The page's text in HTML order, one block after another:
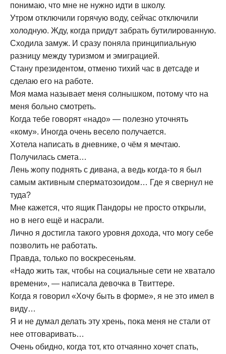
понимаю, что мне не нужно идти в школу.
Утром отключили горячую воду, сейчас отключили
холодную. Жду, когда придут забрать бутилированную.
Сходила замуж. И сразу поняла принципиальную
разницу между туризмом и эмиграцией.
Стану президентом, отменю тихий час в детсаде и
сделаю его на работе.
Моя мама называет меня солнышком, потому что на
меня больно смотреть.
Когда тебе говорят «надо» — полезно уточнять
«кому». Иногда очень весело получается.
Хотела написать в дневнике, о чём я мечтаю.
Получилась смета…
Лень жопу поднять с дивана, а ведь когда-то я был
самым активным сперматозоидом… Где я свернул не
туда?
Мне кажется, что ящик Пандоры не просто открыли,
но в него ещё и насрали.
Лично я достигла такого уровня дохода, что могу себе
позволить не работать.
Правда, только по воскресеньям.
«Надо жить так, чтобы на социальные сети не хватало
времени», — написала девочка в Твиттере.
Когда я говорил «Хочу быть в форме», я не это имел в
виду…
Я и не думал делать эту хрень, пока меня не стали от
нее отговаривать…
Очень обидно, когда тот, кто отчаянно хочет спать,